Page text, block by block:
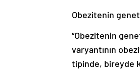
Obezitenin
“Obezitenin
varyantının
tipinde, bireyde